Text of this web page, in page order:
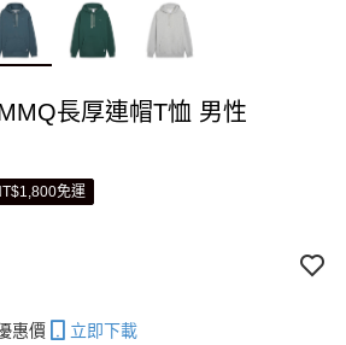
長厚連帽T恤 男性
免運
惠價 立即下載